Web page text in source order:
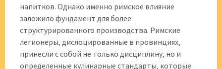
напитков. Однако именно римское влияние
заложило фундамент для более
структурированного производства. Римские
легионеры‚ дислоцированные в провинциях‚
принесли с собой не только дисциплину‚ но и
определенные кулинарные стандарты‚ которые